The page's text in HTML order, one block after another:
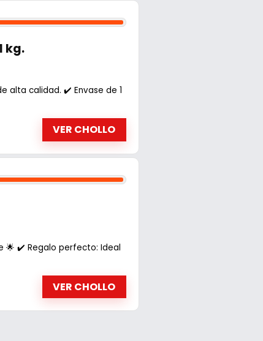
kg.
alta calidad. ✔️ Envase de 1
VER CHOLLO
🌟 ✔️ Regalo perfecto: Ideal
VER CHOLLO